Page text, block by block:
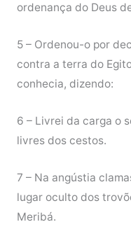
ordenança do Deus
5 – Ordenou-o por
contra a terra do
conhecia, dizendo:
6 – Livrei da carga o
livres dos cestos.
7 – Na angústia
lugar oculto dos
Meribá.